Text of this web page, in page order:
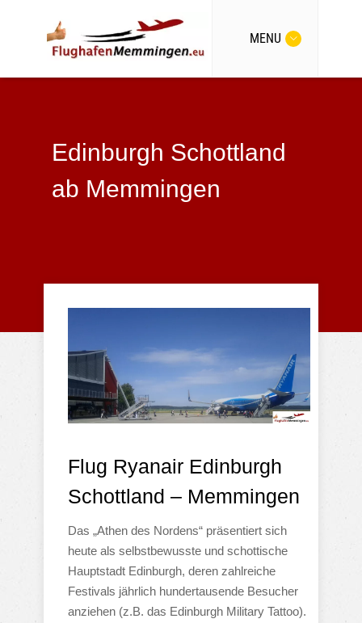
MENU
Edinburgh Schottland
ab Memmingen
Flug Ryanair Edinburgh
Schottland – Memmingen
Das „Athen des Nordens“ präsentiert sich
heute als selbstbewusste und schottische
Hauptstadt Edinburgh, deren zahlreiche
Festivals jährlich hundertausende Besucher
anziehen (z.B. das Edinburgh Military Tattoo).